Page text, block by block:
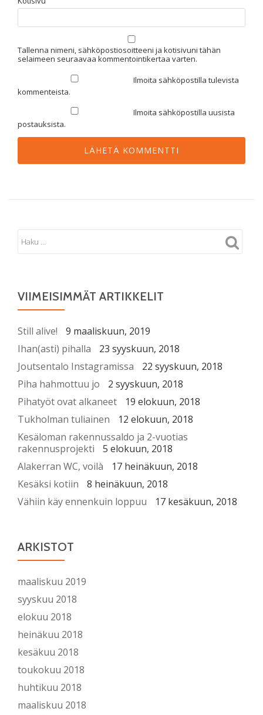
Tallenna nimeni, sähköpostiosoitteeni ja kotisivuni tähän
selaimeen seuraavaa kommentointikertaa varten.
Ilmoita sähköpostilla tulevista
kommenteista.
Ilmoita sähköpostilla uusista
postauksista.
VIIMEISIMMÄT ARTIKKELIT
Still alive!
9 maaliskuun, 2019
Ihan(asti) pihalla
23 syyskuun, 2018
Joutsentalo Instagramissa
22 syyskuun, 2018
Piha hahmottuu jo
2 syyskuun, 2018
Pihatyöt ovat alkaneet
19 elokuun, 2018
Tukholman tuliainen
12 elokuun, 2018
Kesäloman rakennussaldo ja 2-vuotias
rakennusprojekti
5 elokuun, 2018
Alakerran WC, voilà
17 heinäkuun, 2018
Kesäksi kotiin
8 heinäkuun, 2018
Vähiin käy ennenkuin loppuu
17 kesäkuun, 2018
ARKISTOT
maaliskuu 2019
syyskuu 2018
elokuu 2018
heinäkuu 2018
kesäkuu 2018
toukokuu 2018
huhtikuu 2018
maaliskuu 2018